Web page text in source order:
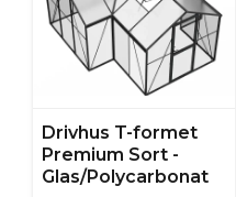
Drivhus T-formet
Premium Sort -
Glas/Polycarbonat